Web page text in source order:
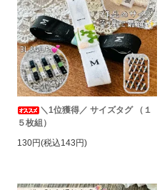
＼1位獲得／ サイズタグ （１
５枚組）
130円(税込143円)